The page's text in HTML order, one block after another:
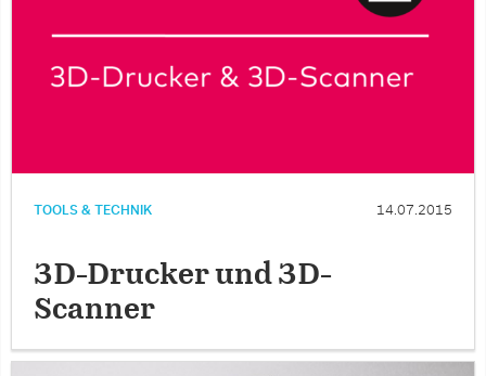
TOOLS & TECHNIK 14.07.2015
3D-Drucker und 3D-
Scanner